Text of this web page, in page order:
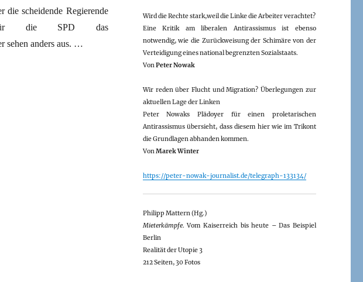
scheidende Regierende
für die SPD das
sehen anders aus. …
Wird die Rechte stark,weil die Linke die Arbeiter verachtet?
Eine Kritik am liberalen Antirassismus ist ebenso
notwendig, wie die Zurückweisung der Schimäre von der
Verteidigung eines national begrenzten Sozialstaats.
VonPeter Nowak
Wir reden über Flucht und Migration? Überlegungen zur
aktuellen Lage der Linken
Peter Nowaks Plädoyer für einen proletarischen
Antirassismus übersieht, dass diesem hier wie im Trikont
die Grundlagen abhanden kommen.
VonMarek Winter
https://peter-nowak-journalist.de/telegraph-133134/
Philipp Mattern (Hg.)
Mieterkämpfe. Vom Kaiserreich bis heute – Das Beispiel
Berlin
Realität der Utopie 3
212 Seiten, 30 Fotos